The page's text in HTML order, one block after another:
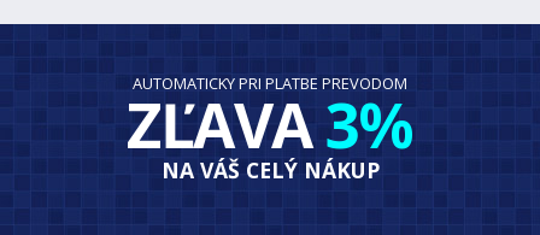
AUTOMATICKY PRI PLATBE PREVODOM
ZĽAVA3%
NA VÁŠ CELÝ NÁKUP